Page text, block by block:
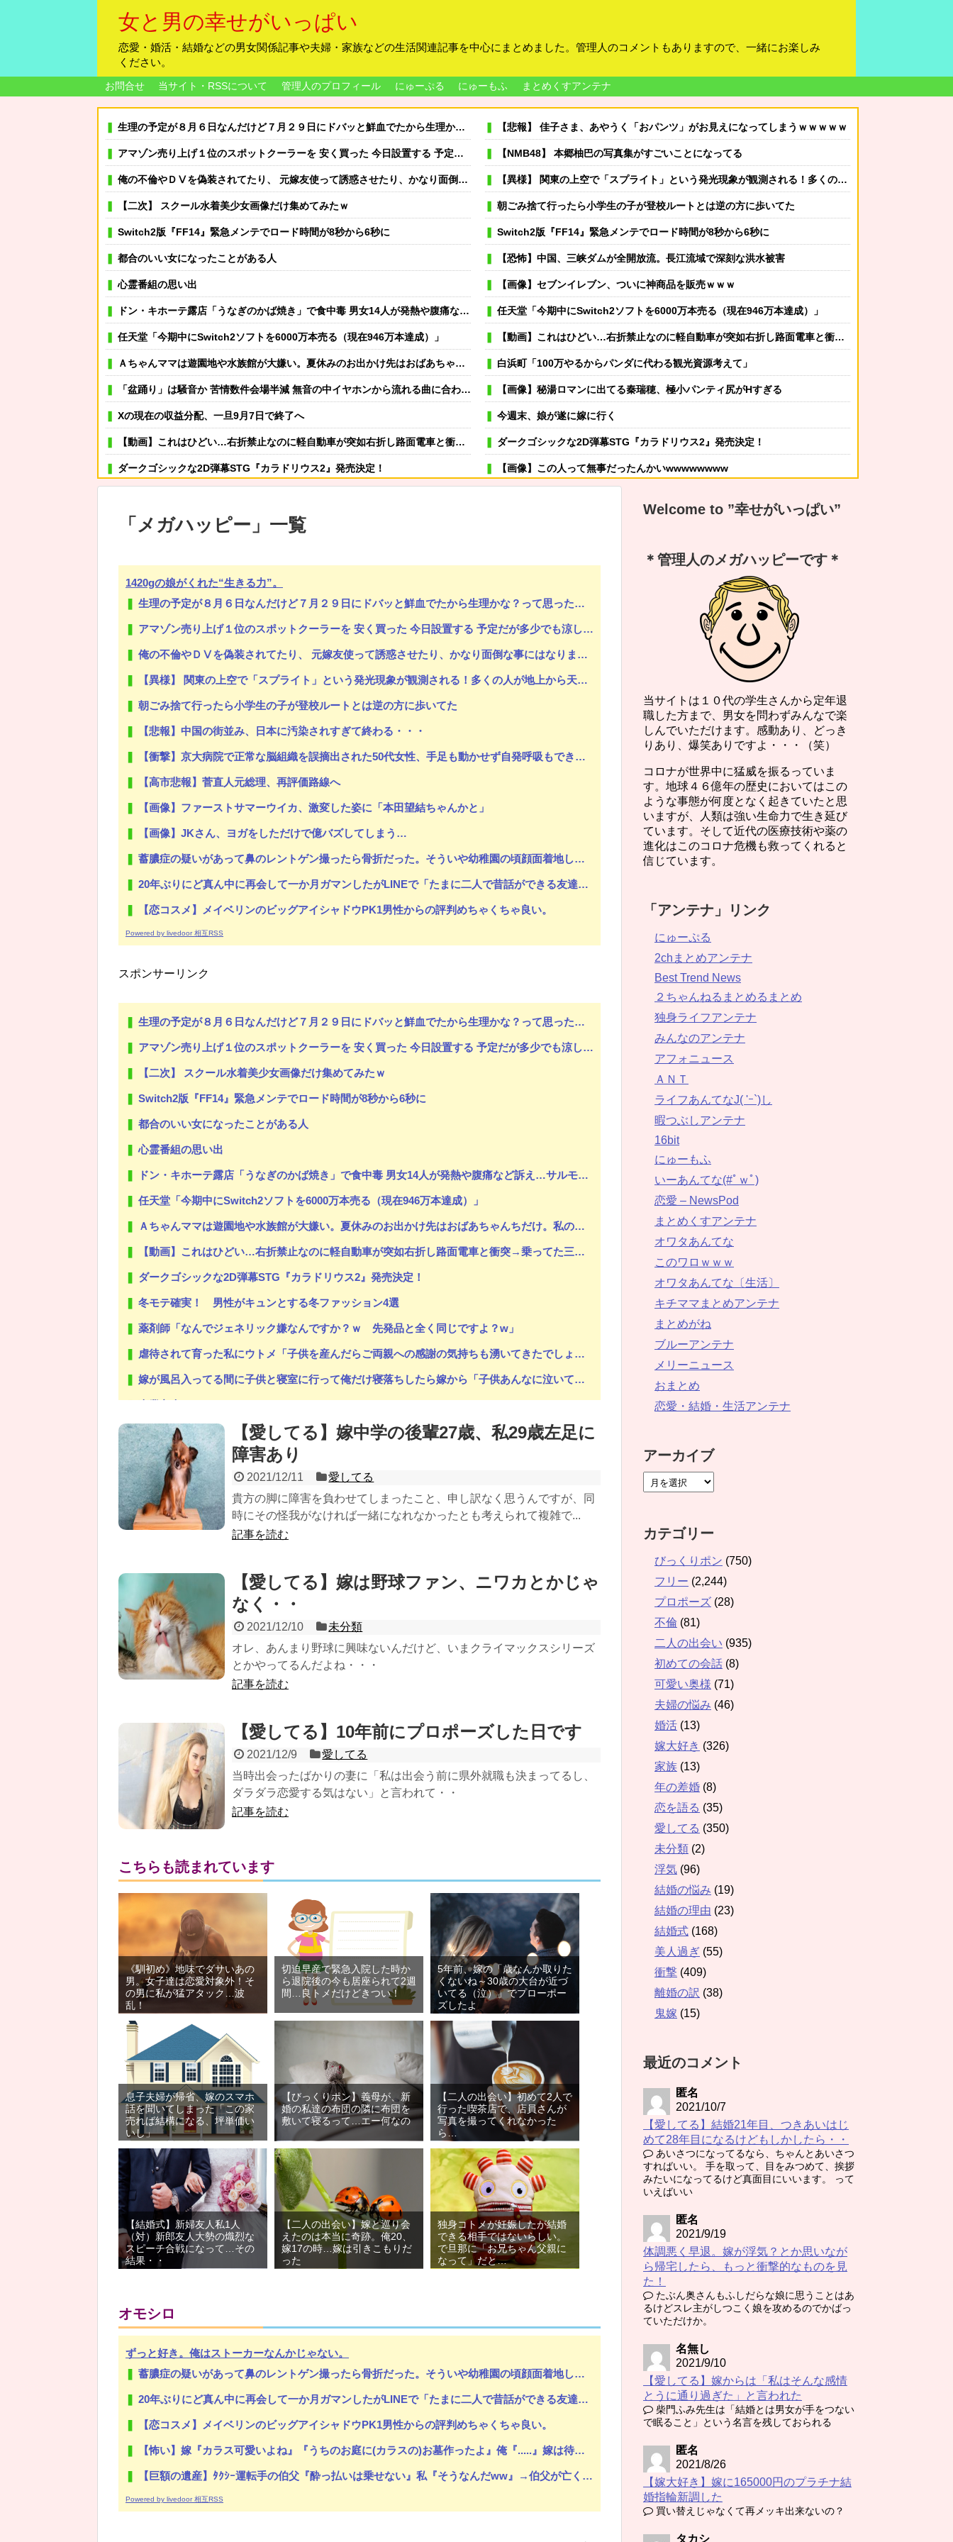
女と男の幸せがいっぱい
恋愛・婚活・結婚などの男女関係記事や夫婦・家族などの生活関連記事を中心にまとめました。管理人のコメントもありますので、一緒にお楽しみ
ください。
お問合せ 当サイト・RSSについて 管理人のプロフィール にゅーぷる にゅーもふ まとめくすアンテナ
生理の予定が８月６日なんだけど７月２９日にドバッと鮮血でたから生理かな？って思ったのよね
アマゾン売り上げ１位のスポットクーラーを 安く買った 今日設置する 予定だが多少でも涼しくなったら良いな
俺の不倫やＤⅤを偽装されてたり、 元嫁友使って誘惑させたり、かなり面倒な事にはなりましたが、結果は完勝。
【二次】 スクール水着美少女画像だけ集めてみたｗ
Switch2版『FF14』緊急メンテでロード時間が8秒から6秒に
都合のいい女になったことがある人
心霊番組の思い出
ドン・キホーテ露店「うなぎのかば焼き」で食中毒 男女14人が発熱や腹痛など訴え…サルモネラ属の菌検出
任天堂「今期中にSwitch2ソフトを6000万本売る（現在946万本達成）」
Ａちゃんママは遊園地や水族館が大嫌い。夏休みのお出かけ先はおばあちゃんちだけ。私の母「可哀想。孫ちゃんと一緒にＴＤＬに連れて行ってあげたい」→Ａママに烈火の如くキレられた
「盆踊り」は騒音か 苦情数件会場半減 無音の中イヤホンから流れる曲に合わせ踊るサイレント盆ダンスも
Xの現在の収益分配、一旦9月7日で終了へ
【動画】これはひどい…右折禁止なのに軽自動車が突如右折し路面電車と衝突→乗ってた三人組が車を捨て逃走ｗｗｗｗｗｗ
ダークゴシックな2D弾幕STG『カラドリウス2』発売決定！
可愛い彼女が部屋に入ってきた。もしかしてニンジャ？→スタイリッシュな動きはこちらです…
急にお腹だけ太くなったけど何これ…？
保健師「まずは社食で大盛り頼むの辞めてみます？」 ワイ「…食っちゃいけないものを売ってるのか？」
Powered by livedoor 相互RSS
【悲報】 佳子さま、あやうく「おパンツ」がお見えになってしまうｗｗｗｗｗ
【NMB48】 本郷柚巴の写真集がすごいことになってる
【異様】 関東の上空で「スプライト」という発光現象が観測される！多くの人が地上から天変地異のような光景を目撃
朝ごみ捨て行ったら小学生の子が登校ルートとは逆の方に歩いてた
Switch2版『FF14』緊急メンテでロード時間が8秒から6秒に
【恐怖】中国、三峡ダムが全開放流。長江流域で深刻な洪水被害
【画像】セブンイレブン、ついに神商品を販売ｗｗｗ
任天堂「今期中にSwitch2ソフトを6000万本売る（現在946万本達成）」
【動画】これはひどい…右折禁止なのに軽自動車が突如右折し路面電車と衝突→乗ってた三人組が車を捨て逃走ｗｗｗｗｗｗ
白浜町「100万やるからパンダに代わる観光資源考えて」
【画像】秘湯ロマンに出てる秦瑞穂、極小パンティ尻がHすぎる
今週末、娘が遂に嫁に行く
ダークゴシックな2D弾幕STG『カラドリウス2』発売決定！
【画像】この人って無事だったんかいwwwwwwww
虐待されて育った私にウトメ「子供を産んだらご両親への感謝の気持ちも湧いてきたでしょ。いい加減に意地貼るの止めて仲直りしなさい 」【中編】
嫁が風呂入ってる間に子供と寝室に行って俺だけ寝落ちしたら嫁から「子供あんなに泣いてたのによく寝てられんな…」って恨み節がメッセージで来てた
専業主夫のイメージ
「 メガハッピー 」 一覧
1420gの娘がくれた“生きる力”。
生理の予定が８月６日なんだけど７月２９日にドバッと鮮血でたから生理かな？って思ったのよね
アマゾン売り上げ１位のスポットクーラーを 安く買った 今日設置する 予定だが多少でも涼しくなったら良いな
俺の不倫やＤⅤを偽装されてたり、 元嫁友使って誘惑させたり、かなり面倒な事にはなりましたが、結果は完勝。
【異様】 関東の上空で「スプライト」という発光現象が観測される！多くの人が地上から天変地異のような光景を目撃
朝ごみ捨て行ったら小学生の子が登校ルートとは逆の方に歩いてた
【悲報】中国の街並み、日本に汚染されすぎて終わる・・・
【衝撃】京大病院で正常な脳組織を誤摘出された50代女性、手足も動かせず自発呼吸もできない重篤状態に…「意識はある」
【高市悲報】菅直人元総理、再評価路線へ
【画像】ファーストサマーウイカ、激変した姿に「本田望結ちゃんかと」
【画像】JKさん、ヨガをしただけで億バズしてしまう…
蓄膿症の疑いがあって鼻のレントゲン撮ったら骨折だった。そういや幼稚園の頃顔面着地したことがあったが、 母ちゃん当時気づかなかったのかよ・・・
20年ぶりにど真ん中に再会して一か月ガマンしたがLINEで「たまに二人で昔話ができる友達になろう」的なメッセ送信した。昨日まで既読無視
【恋コスメ】メイベリンのビッグアイシャドウPK1男性からの評判めちゃくちゃ良い。
Powered by livedoor 相互RSS
スポンサーリンク
生理の予定が８月６日なんだけど７月２９日にドバッと鮮血でたから生理かな？って思ったのよね
アマゾン売り上げ１位のスポットクーラーを 安く買った 今日設置する 予定だが多少でも涼しくなったら良いな
【二次】 スクール水着美少女画像だけ集めてみたｗ
Switch2版『FF14』緊急メンテでロード時間が8秒から6秒に
都合のいい女になったことがある人
心霊番組の思い出
ドン・キホーテ露店「うなぎのかば焼き」で食中毒 男女14人が発熱や腹痛など訴え…サルモネラ属の菌検出
任天堂「今期中にSwitch2ソフトを6000万本売る（現在946万本達成）」
Ａちゃんママは遊園地や水族館が大嫌い。夏休みのお出かけ先はおばあちゃんちだけ。私の母「可哀想。孫ちゃんと一緒にＴＤＬに連れて行ってあげたい」→Ａママに烈火の如くキレられた
【動画】これはひどい…右折禁止なのに軽自動車が突如右折し路面電車と衝突→乗ってた三人組が車を捨て逃走ｗｗｗｗｗｗ
ダークゴシックな2D弾幕STG『カラドリウス2』発売決定！
冬モテ確実！ 男性がキュンとする冬ファッション4選
薬剤師「なんでジェネリック嫌なんですか？ｗ 先発品と全く同じですよ？w」
虐待されて育った私にウトメ「子供を産んだらご両親への感謝の気持ちも湧いてきたでしょ。いい加減に意地貼るの止めて仲直りしなさい 」【中編】
嫁が風呂入ってる間に子供と寝室に行って俺だけ寝落ちしたら嫁から「子供あんなに泣いてたのによく寝てられんな…」って恨み節がメッセージで来てた
【修羅場】旦那が不倫→実家で両親と子供を育てようと思っていたら…絶縁しました。がんばって子供たちと幸せになります！
Powered by livedoor 相互RSS
【愛してる】嫁中学の後輩27歳、私29歳左足に
障害あり
2021/12/11
愛してる
貴方の脚に障害を負わせてしまったこと、申し訳なく思うんですが、同
時にその怪我がなければ一緒になれなかったとも考えられて複雑で...
記事を読む
【愛してる】嫁は野球ファン、ニワカとかじゃ
なく・・
2021/12/10
未分類
オレ、あんまり野球に興味ないんだけど、いまクライマックスシリーズ
とかやってるんだよね・・・
記事を読む
【愛してる】10年前にプロポーズした日です
2021/12/9
愛してる
当時出会ったばかりの妻に「私は出会う前に県外就職も決まってるし、
ダラダラ恋愛する気はない」と言われて・・
記事を読む
こちらも読まれています
《馴初め》地味でダサいあの
男。女子達は恋愛対象外！そ
の男に私が猛アタック…波
乱！
切迫早産で緊急入院した時か
ら退院後の今も居座られて2週
間…良トメだけどきつい！
5年前、嫁の「歳なんか取りた
くないね～30歳の大台が近づ
いてる（泣）」でプローポー
ズしたよ
息子夫婦が帰省、嫁のスマホ
話を聞いてしまった「この家
売れば結構になる、坪単価い
いし」
【びっくりポン】義母が、新
婚の私達の布団の隣に布団を
敷いて寝るって…エー何なの
【二人の出会い】初めて2人で
行った喫茶店で、店員さんが
写真を撮ってくれなかった
ら…
【結婚式】新婦友人私1人
（対）新郎友人大勢の熾烈な
スピーチ合戦になって…その
結果・・
【二人の出会い】嫁と巡り会
えたのは本当に奇跡。俺20、
嫁17の時…嫁は引きこもりだ
った
独身コトメが妊娠したが結婚
できる相手ではないらしい。
で旦那に「お兄ちゃん父親に
なって」だと…
オモシロ
ずっと好き。俺はストーカーなんかじゃない。
蓄膿症の疑いがあって鼻のレントゲン撮ったら骨折だった。そういや幼稚園の頃顔面着地したことがあったが、 母ちゃん当時気づかなかったのかよ・・・
20年ぶりにど真ん中に再会して一か月ガマンしたがLINEで「たまに二人で昔話ができる友達になろう」的なメッセ送信した。昨日まで既読無視
【恋コスメ】メイベリンのビッグアイシャドウPK1男性からの評判めちゃくちゃ良い。
【怖い】嫁『カラス可愛いよね』『うちのお庭に(カラスの)お墓作ったよ』俺『.....』嫁は待ち受け画面もカラスにしている。俺正直カラス怖いんだが...
【巨額の遺産】ﾀｸｼｰ運転手の伯父『酔っ払いは乗せない』私『そうなんだww』→伯父が亡くなり、日記を見ると衝撃の内容が！その真相が...
Powered by livedoor 相互RSS
Welcome to ”幸せがいっぱい”
＊管理人のメガハッピーです＊
当サイトは１０代の学生さんから定年退
職した方まで、男女を問わずみんなで楽
しんでいただけます。感動あり、どっき
りあり、爆笑ありですよ・・・（笑）
コロナが世界中に猛威を振るっていま
す。地球４６億年の歴史においてはこの
ような事態が何度となく起きていたと思
いますが、人類は強い生命力で生き延び
ています。そして近代の医療技術や薬の
進化はこのコロナ危機も救ってくれると
信じています。
「アンテナ」リンク
にゅーぷる
2chまとめアンテナ
Best Trend News
２ちゃんねるまとめるまとめ
独身ライフアンテナ
みんなのアンテナ
アフォニュース
ＡＮＴ
ライフあんてなJ( 'ｰ`)し
暇つぶしアンテナ
16bit
にゅーもふ
いーあんてな(#ﾟｗﾟ)
恋愛 – NewsPod
まとめくすアンテナ
オワタあんてな
このワロｗｗｗ
オワタあんてな〔生活〕
キチママまとめアンテナ
まとめがね
ブルーアンテナ
メリーニュース
おまとめ
恋愛・結婚・生活アンテナ
アーカイブ
カテゴリー
びっくりポン (750)
フリー (2,244)
プロポーズ (28)
不倫 (81)
二人の出会い (935)
初めての会話 (8)
可愛い奥様 (71)
夫婦の悩み (46)
婚活 (13)
嫁大好き (326)
家族 (13)
年の差婚 (8)
恋を語る (35)
愛してる (350)
未分類 (2)
浮気 (96)
結婚の悩み (19)
結婚の理由 (23)
結婚式 (168)
美人過ぎ (55)
衝撃 (409)
離婚の訳 (38)
鬼嫁 (15)
最近のコメント
匿名
2021/10/7
【愛してる】結婚21年目、つきあいはじ
めて28年目になるけどもしかしたら・・
あいさつになってるなら、ちゃんとあいさつ
すればいい。 手を取って、目をみつめて、挨拶
みたいになってるけど真面目にいいます。 って
いえばいい
匿名
2021/9/19
体調悪く早退。嫁が浮気？とか思いなが
ら帰宅したら、もっと衝撃的なものを見
た！
たぶん奥さんもふしだらな娘に思うことはあ
るけどスレ主がしつこく娘を攻めるのでかばっ
ていただけか。
名無し
2021/9/10
【愛してる】嫁からは「私はそんな感情
とうに通り過ぎた」と言われた
柴門ふみ先生は「結婚とは男女が手をつない
で眠ること」という名言を残しておられる
匿名
2021/8/26
【嫁大好き】嫁に165000円のプラチナ結
婚指輪新調した
買い替えじゃなくて再メッキ出来ないの？
タカシ